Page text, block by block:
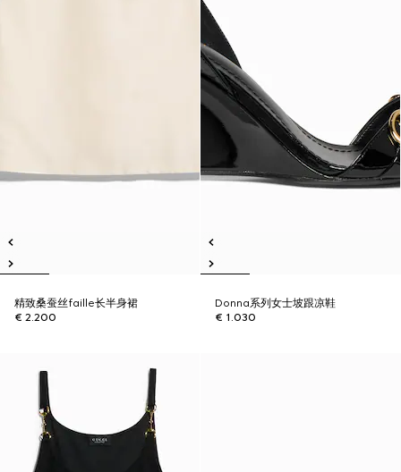
精致桑蚕丝faille长半身裙
€ 2.200
Donna系列女士坡跟凉鞋
€ 1.030